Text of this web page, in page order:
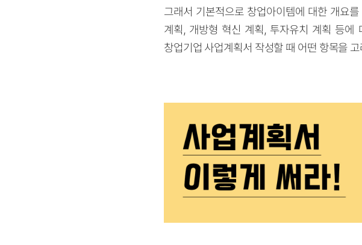
그래서 기본적으로 창업아이템에 대한 개요
계획, 개방형 혁신 계획, 투자유치 계획 등에
창업기업 사업계획서 작성할 때 어떤 항목을